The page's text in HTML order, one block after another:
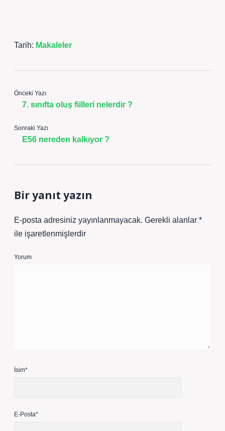
Tarih: Makaleler
Önceki Yazı
7. sınıfta oluş fiilleri nelerdir ?
Sonraki Yazı
E56 nereden kalkıyor ?
Bir yanıt yazın
E-posta adresiniz yayınlanmayacak. Gerekli alanlar *
ile işaretlenmişlerdir
Yorum
İsim*
E-Posta*